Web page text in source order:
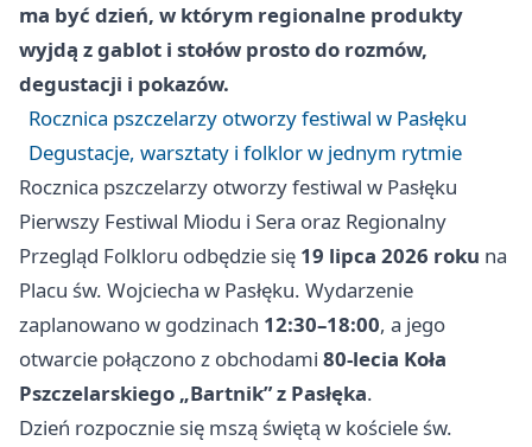
ma być dzień, w którym regionalne produkty
wyjdą z gablot i stołów prosto do rozmów,
degustacji i pokazów.
Rocznica pszczelarzy otworzy festiwal w Pasłęku
Degustacje, warsztaty i folklor w jednym rytmie
Rocznica pszczelarzy otworzy festiwal w Pasłęku
Pierwszy Festiwal Miodu i Sera oraz Regionalny
Przegląd Folkloru odbędzie się 19 lipca 2026 roku na
Placu św. Wojciecha w Pasłęku. Wydarzenie
zaplanowano w godzinach 12:30–18:00, a jego
otwarcie połączono z obchodami 80-lecia Koła
Pszczelarskiego „Bartnik” z Pasłęka.
Dzień rozpocznie się mszą świętą w kościele św.